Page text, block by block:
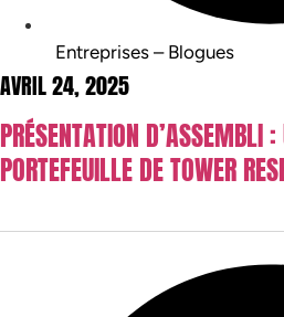
Entreprises – Blogues
AVRIL 24, 2025
PRÉSENTATION D’ASSEMBLI
PORTEFEUILLE DE TOWER